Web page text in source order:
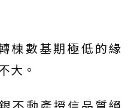
棟數基期極低的緣
大。